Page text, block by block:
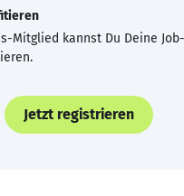
Mitglied kannst Du Deine
Jetzt registrieren